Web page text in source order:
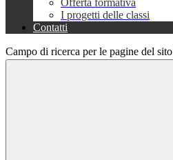
Offerta formativa
I progetti delle classi
Contatti
Campo di ricerca per le pagine del sito